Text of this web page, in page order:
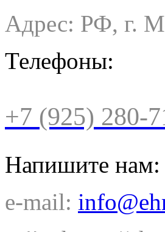
Адрес: РФ, г.
Телефоны:
+7 (925) 280-
Напишите нам:
e-mail: